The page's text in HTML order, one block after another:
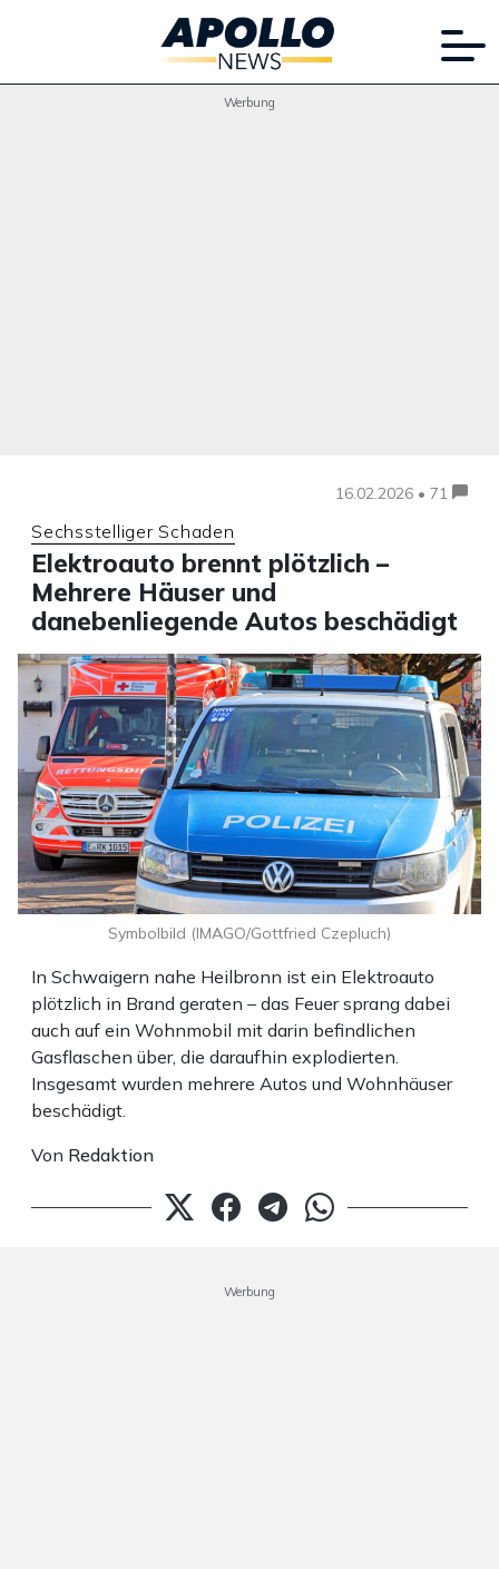
Werbung
16.02.2026 • 71
Sechsstelliger Schaden
Elektroauto brennt plötzlich –
Mehrere Häuser und
danebenliegende Autos beschädigt
In Schwaigern nahe Heilbronn ist ein Elektroauto
plötzlich in Brand geraten – das Feuer sprang dabei
auch auf ein Wohnmobil mit darin befindlichen
Gasflaschen über, die daraufhin explodierten.
Insgesamt wurden mehrere Autos und Wohnhäuser
beschädigt.
Von Redaktion
Symbolbild (IMAGO/Gottfried Czepluch)
Werbung